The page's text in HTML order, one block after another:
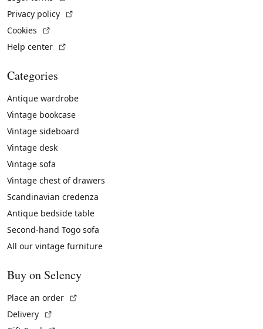
Privacy policy
Cookies
Help center
Categories
Antique wardrobe
Vintage bookcase
Vintage sideboard
Vintage desk
Vintage sofa
Vintage chest of drawers
Scandinavian credenza
Antique bedside table
Second-hand Togo sofa
All our vintage furniture
Buy on Selency
Place an order
Delivery